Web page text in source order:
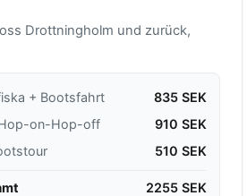
Drottningholm und zurück,
+ Bootsfahrt
835 SEK
on-Hop-off
910 SEK
510 SEK
2255 SEK